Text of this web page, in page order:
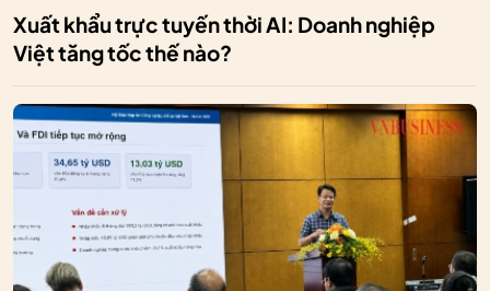
Xuất khẩu trực tuyến thời AI: Doanh nghiệp
Việt tăng tốc thế nào?